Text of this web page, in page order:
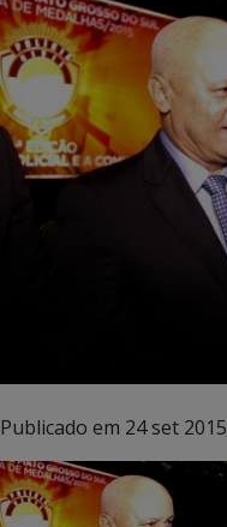
Publicado em 24 set 2015